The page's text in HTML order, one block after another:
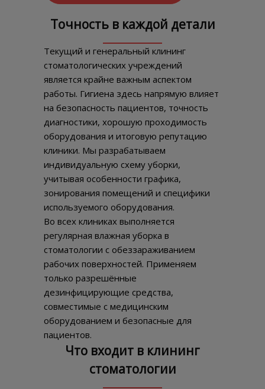
Точность в каждой детали
Текущий и генеральный клининг
стоматологических учреждений
является крайне важным аспектом
работы. Гигиена здесь напрямую влияет
на безопасность пациентов, точность
диагностики, хорошую проходимость
оборудования и итоговую репутацию
клиники. Мы разрабатываем
индивидуальную схему уборки,
учитывая особенности графика,
зонирования помещений и специфики
используемого оборудования.
Во всех клиниках выполняется
регулярная влажная уборка в
стоматологии с обеззараживанием
рабочих поверхностей. Применяем
только разрешённые
дезинфицирующие средства,
совместимые с медицинским
оборудованием и безопасные для
пациентов.
Что входит в клининг
стоматологии